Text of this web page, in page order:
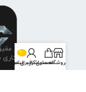
محصول
حساب کاربری من
شرف الشمس
انگشتر عقیق
آیینه کاری شده